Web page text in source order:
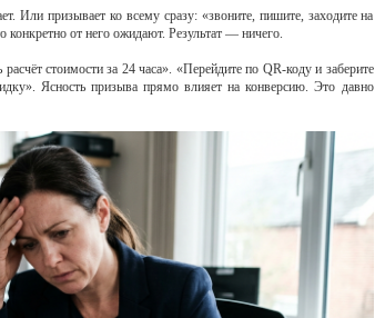
Или призывает ко всему сразу: «звоните, пишите, заходите на
конкретно от него ожидают. Результат — ничего.
стоимости за 24 часа». «Перейдите по QR-коду и заберите
Ясность призыва прямо влияет на конверсию. Это давно